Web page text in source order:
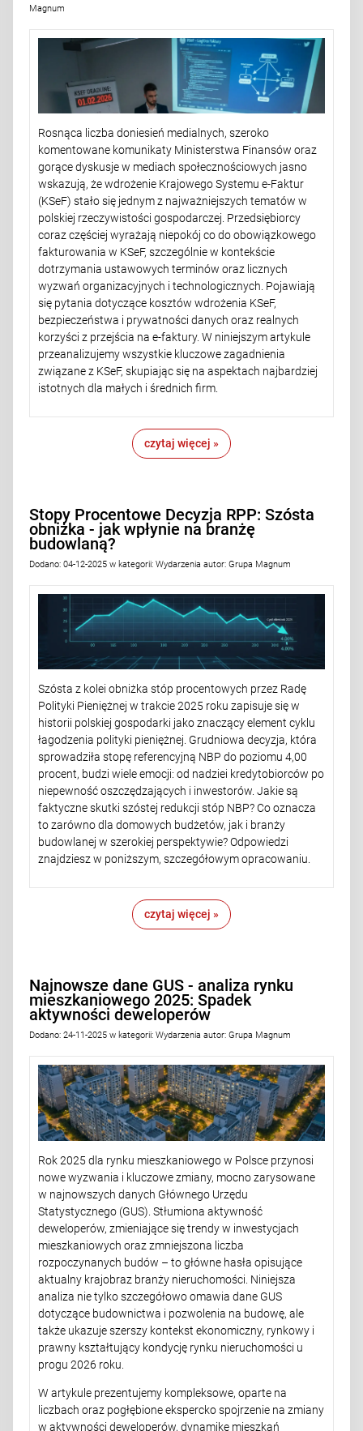
Magnum
Rosnąca liczba doniesień medialnych, szeroko
komentowane komunikaty Ministerstwa Finansów oraz
gorące dyskusje w mediach społecznościowych jasno
wskazują, że wdrożenie Krajowego Systemu e-Faktur
(KSeF) stało się jednym z najważniejszych tematów w
polskiej rzeczywistości gospodarczej. Przedsiębiorcy
coraz częściej wyrażają niepokój co do obowiązkowego
fakturowania w KSeF, szczególnie w kontekście
dotrzymania ustawowych terminów oraz licznych
wyzwań organizacyjnych i technologicznych. Pojawiają
się pytania dotyczące kosztów wdrożenia KSeF,
bezpieczeństwa i prywatności danych oraz realnych
korzyści z przejścia na e-faktury. W niniejszym artykule
przeanalizujemy wszystkie kluczowe zagadnienia
związane z KSeF, skupiając się na aspektach najbardziej
istotnych dla małych i średnich firm.
czytaj więcej »
Stopy Procentowe Decyzja RPP: Szósta
obniżka - jak wpłynie na branżę
budowlaną?
Dodano: 04-12-2025 w kategorii: Wydarzenia autor: Grupa Magnum
Szósta z kolei obniżka stóp procentowych przez Radę
Polityki Pieniężnej w trakcie 2025 roku zapisuje się w
historii polskiej gospodarki jako znaczący element cyklu
łagodzenia polityki pieniężnej. Grudniowa decyzja, która
sprowadziła stopę referencyjną NBP do poziomu 4,00
procent, budzi wiele emocji: od nadziei kredytobiorców po
niepewność oszczędzających i inwestorów. Jakie są
faktyczne skutki szóstej redukcji stóp NBP? Co oznacza
to zarówno dla domowych budżetów, jak i branży
budowlanej w szerokiej perspektywie? Odpowiedzi
znajdziesz w poniższym, szczegółowym opracowaniu.
czytaj więcej »
Najnowsze dane GUS - analiza rynku
mieszkaniowego 2025: Spadek
aktywności deweloperów
Dodano: 24-11-2025 w kategorii: Wydarzenia autor: Grupa Magnum
Rok 2025 dla rynku mieszkaniowego w Polsce przynosi
nowe wyzwania i kluczowe zmiany, mocno zarysowane
w najnowszych danych Głównego Urzędu
Statystycznego (GUS). Stłumiona aktywność
deweloperów, zmieniające się trendy w inwestycjach
mieszkaniowych oraz zmniejszona liczba
rozpoczynanych budów – to główne hasła opisujące
aktualny krajobraz branży nieruchomości. Niniejsza
analiza nie tylko szczegółowo omawia dane GUS
dotyczące budownictwa i pozwolenia na budowę, ale
także ukazuje szerszy kontekst ekonomiczny, rynkowy i
prawny kształtujący kondycję rynku nieruchomości u
progu 2026 roku.
W artykule prezentujemy kompleksowe, oparte na
liczbach oraz pogłębione ekspercko spojrzenie na zmiany
w aktywności deweloperów, dynamikę mieszkań